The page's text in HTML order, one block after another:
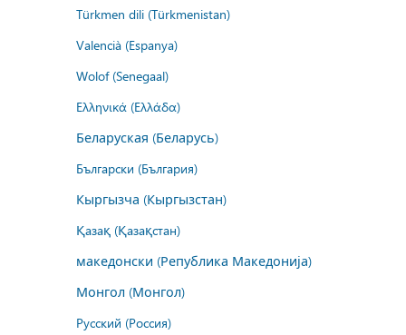
Türkmen dili (Türkmenistan)
Valencià (Espanya)
Wolof (Senegaal)
Ελληνικά (Ελλάδα)
Беларуская (Беларусь)
Български (България)
Кыргызча (Кыргызстан)
Қазақ (Қазақстан)
македонски (Република Македонија)
Монгол (Монгол)
Русский (Россия)